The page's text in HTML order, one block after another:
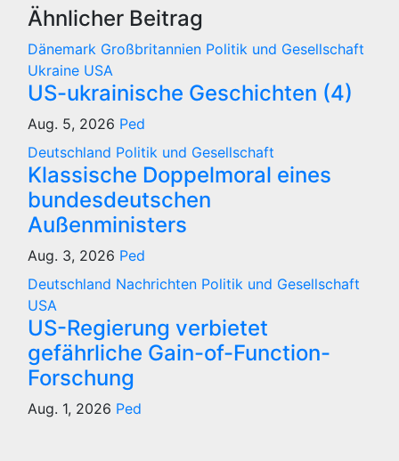
Ähnlicher Beitrag
Dänemark Großbritannien Politik und Gesellschaft
Ukraine USA
US-ukrainische Geschichten (4)
Aug. 5, 2026 Ped
Deutschland Politik und Gesellschaft
Klassische Doppelmoral eines
bundesdeutschen
Außenministers
Aug. 3, 2026 Ped
Deutschland Nachrichten Politik und Gesellschaft
USA
US-Regierung verbietet
gefährliche Gain-of-Function-
Forschung
Aug. 1, 2026 Ped